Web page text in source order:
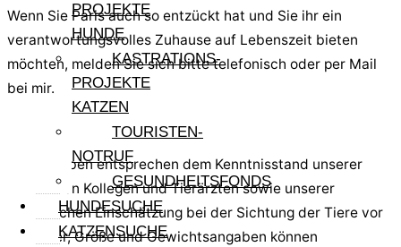
PROJEKTE
HUNDE
KASTRATIONS-
PROJEKTE
KATZEN
TOURISTEN-
NOTRUF
GESUNDHEITSFONDS
HUNDESUCHE
KATZENSUCHE
Wenn Sie Paris auch so entzückt hat und Sie ihr ein
verantwortungsvolles Zuhause auf Lebenszeit bieten
möchten, melden Sie sich bitte telefonisch oder per Mail
bei mir.
Hinweis:
Alle Angaben entsprechen dem Kenntnisstand unserer
sardischen Kollegen und Tierärzten sowie unserer
persönlichen Einschätzung bei der Sichtung der Tiere vor
Ort. Alter, Größe und Gewichtsangaben können